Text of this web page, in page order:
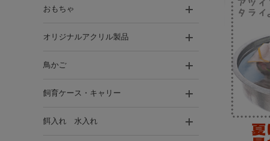
おもちゃ
オリジナルアクリル製品
鳥かご
飼育ケース・キャリー
餌入れ 水入れ